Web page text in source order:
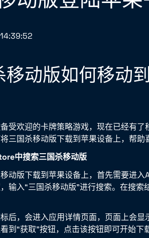
移动版如何移动
受欢迎的卡牌策略游戏，现在已经有
三国杀移动版下载到苹果设备上，帮助
中搜索三国杀移动版
动版下载到苹果设备上，首先需要进
输入“三国杀移动版”进行搜索。在搜索
后，会进入应用详情页面，页面上会
到“获取”按钮，点击该按钮即可开始下